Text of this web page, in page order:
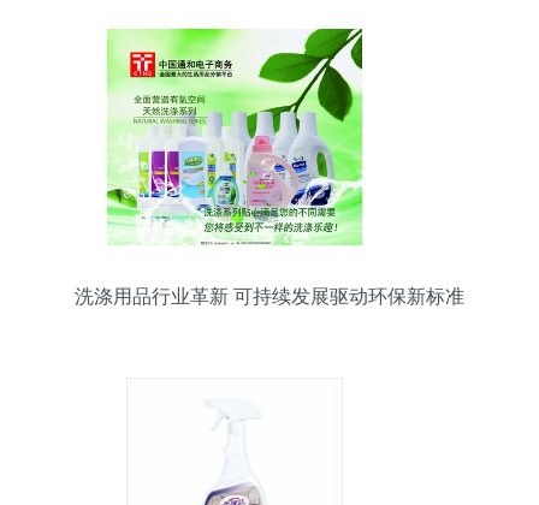
洗涤用品行业革新 可持续发展驱动环保新标准